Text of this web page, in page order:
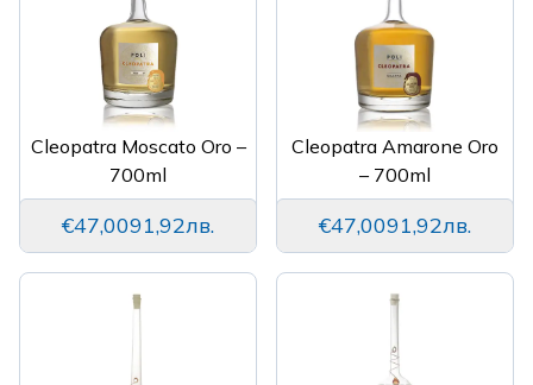
Cleopatra Moscato Oro –
700ml
€47,0091,92лв.
Cleopatra Amarone Oro
– 700ml
€47,0091,92лв.